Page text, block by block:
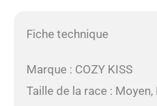
Fiche technique
Marque : COZY KISS
Taille de la race :